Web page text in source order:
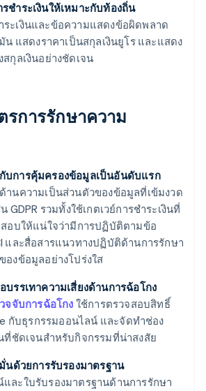
ชำระเงินให้เหมาะกับท้องถิ่น
ะเงินและข้อความแสดงข้อผิดพลาด
น แสดงราคาเป็นสกุลเงินยูโร และแสดง
กุลเงินอย่างชัดเจน
รการรักษาความ
บการคุ้มครองข้อมูลเป็นอันดับแรก
านความเป็นส่วนตัวของข้อมูลที่เข้มงวด
GDPR รวมทั้งใช้เกตเวย์การชำระเงินที่
อบให้แน่ใจว่ามีการปฏิบัติตามข้อ
และสื่อสารแนวทางปฏิบัติด้านการรักษา
งข้อมูลอย่างโปร่งใส
บรรเทาความเสี่ยงด้านการฉ้อโกง
จจับการฉ้อโกง ใช้การตรวจสอบสิทธิ์
กับธุรกรรมออนไลน์ และจัดทำช่อง
ที่ชัดเจนสำหรับกิจกรรมที่น่าสงสัย
นด้วยการรับรองมาตรฐาน
ละใบรับรองมาตรฐานด้านการรักษา